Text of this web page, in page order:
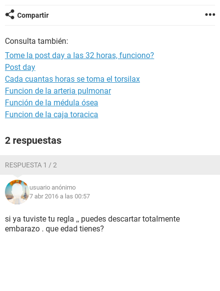
Compartir
Consulta también:
Tome la post day a las 32 horas, funciono?
Post day
Cada cuantas horas se toma el torsilax
Funcion de la arteria pulmonar
Función de la médula ósea
Funcion de la caja toracica
2 respuestas
RESPUESTA 1 / 2
usuario anónimo
7 abr 2016 a las 00:57
si ya tuviste tu regla ,, puedes descartar totalmente
embarazo . que edad tienes?